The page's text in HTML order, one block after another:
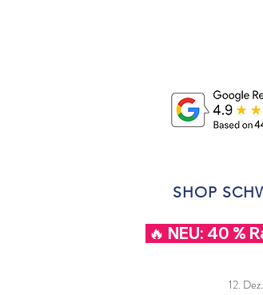
SHOP
🔥 NEU: 40 %
12.